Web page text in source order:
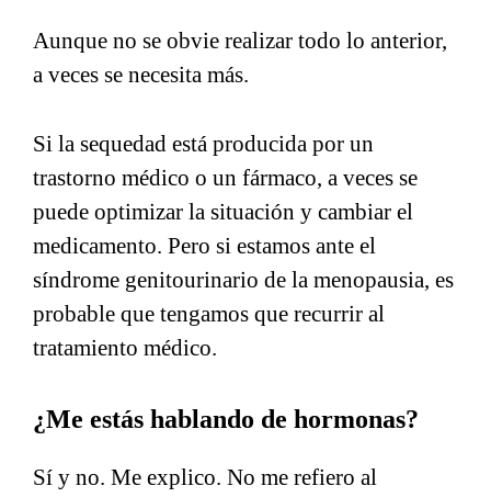
Aunque no se obvie realizar todo lo anterior,
a veces se necesita más.
Si la sequedad está producida por un
trastorno médico o un fármaco, a veces se
puede optimizar la situación y cambiar el
medicamento. Pero si estamos ante el
síndrome genitourinario de la menopausia, es
probable que tengamos que recurrir al
tratamiento médico.
¿Me estás hablando de hormonas?
Sí y no. Me explico. No me refiero al